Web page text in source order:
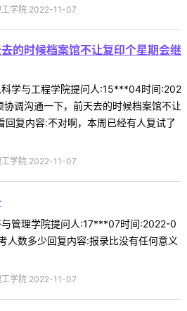
工学院 2022-11-07
的时候档案馆不让复印个星期会继
学与工程学院提问人:15***04时间:202
调沟通一下，前天去的时候档案馆不让
回复内容:不对啊，本周已经有人复试了
工学院 2022-11-07
管理学院提问人:17***07时间:2022-0
人数多少回复内容:报录比没有任何意义
工学院 2022-11-07